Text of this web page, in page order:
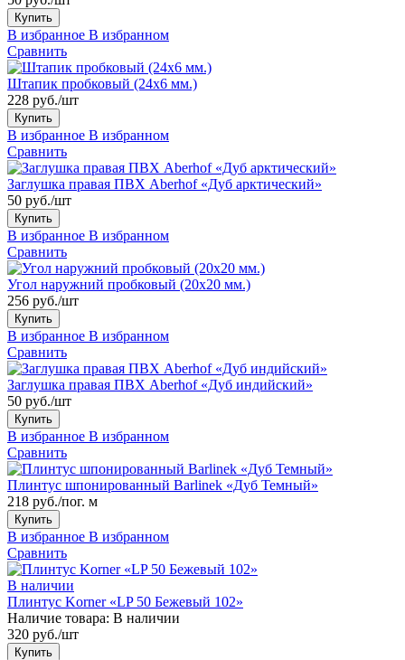
Купить
В избранное В избранном
Сравнить
Штапик пробковый (24x6 мм.)
228 руб./шт
Купить
В избранное В избранном
Сравнить
Заглушка правая ПВХ Aberhof «Дуб арктический»
50 руб./шт
Купить
В избранное В избранном
Сравнить
Угол наружний пробковый (20x20 мм.)
256 руб./шт
Купить
В избранное В избранном
Сравнить
Заглушка правая ПВХ Aberhof «Дуб индийский»
50 руб./шт
Купить
В избранное В избранном
Сравнить
Плинтус шпонированный Barlinek «Дуб Темный»
218 руб./пог. м
Купить
В избранное В избранном
Сравнить
В наличии
Плинтус Korner «LP 50 Бежевый 102»
Наличие товара: В наличии
320 руб./шт
Купить